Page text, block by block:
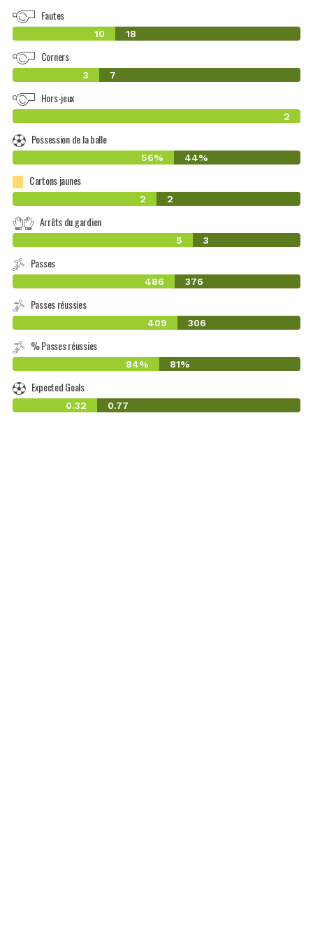
Fautes
10 18
Corners
3 7
Hors-jeux
2
Possession de la balle
56% 44%
Cartons jaunes
2 2
Arrêts du gardien
5 3
Passes
486 376
Passes réussies
409 306
% Passes réussies
84% 81%
Expected Goals
0.32 0.77